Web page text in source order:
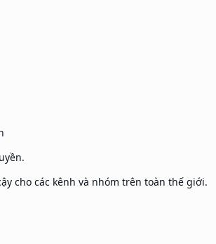
cho các kênh và nhóm trên toàn thế giới.